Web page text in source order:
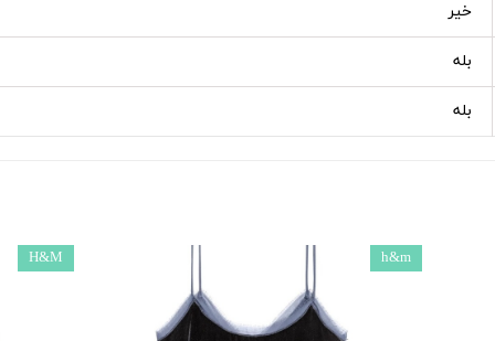
خیر
بله
بله
H&M h&m